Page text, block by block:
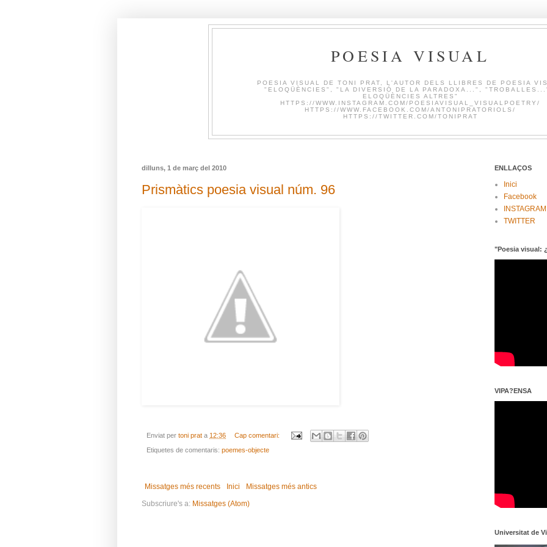
POESIA VISUAL
POESIA VISUAL DE TONI PRAT, L'AUTOR DELS LLIBRES DE POESIA
"ELOQÜÈNCIES", "LA DIVERSIÓ DE LA PARADOXA...",
ELOQÜÈNCIES ALTRES"
HTTPS://WWW.INSTAGRAM.COM/POESIAVISUAL_VISUALPOETRY/
HTTPS://WWW.FACEBOOK.COM/ANTONIPRATORIOLS/
HTTPS://TWITTER.COM/TONIPRAT
dilluns, 1 de març del 2010
Prismàtics poesia visual núm. 96
Enviat per toni prat a 12:36 Cap comentari:
Etiquetes de comentaris: poemes-objecte
Missatges més recents Missatges més antics
Inici
Subscriure's a: Missatges (Atom)
ENLLAÇOS
Inici
Facebook
INSTAGRAM
TWITTER
"Poesia visual:
VIPA?ENSA
Universitat de